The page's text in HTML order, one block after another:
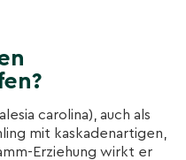
carolina), auch als
mit kaskadenartigen,
Erziehung wirkt er